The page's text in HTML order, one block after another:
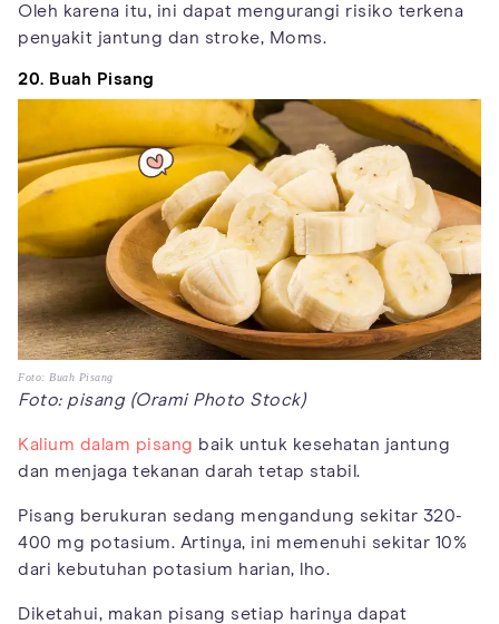
Oleh karena itu, ini dapat mengurangi risiko terkena
penyakit jantung dan stroke, Moms.
20. Buah Pisang
Foto: Buah Pisang
Foto: pisang (Orami Photo Stock)
Kalium dalam pisang baik untuk kesehatan jantung
dan menjaga tekanan darah tetap stabil.
Pisang berukuran sedang mengandung sekitar 320-
400 mg potasium. Artinya, ini memenuhi sekitar 10%
dari kebutuhan potasium harian, lho.
Diketahui, makan pisang setiap harinya dapat